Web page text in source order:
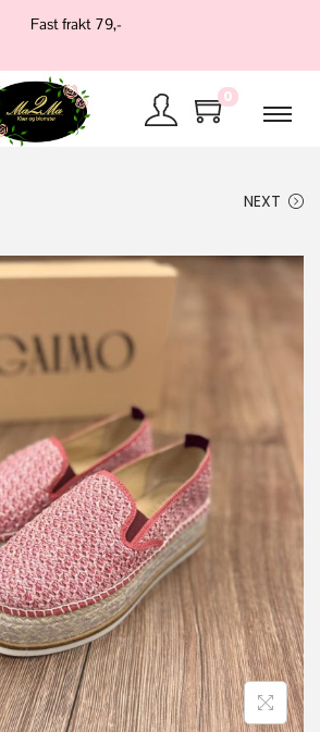
Fast frakt 79,-
0
NEXT